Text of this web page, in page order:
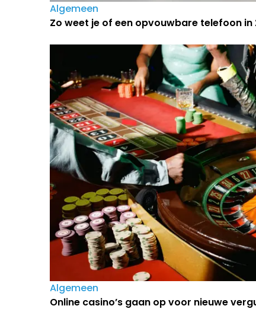
Algemeen
Zo weet je of een opvouwbare telefoon in
Algemeen
Online casino’s gaan op voor nieuwe